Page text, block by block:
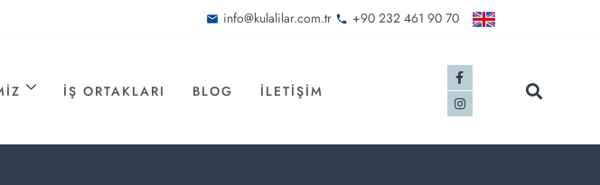
info@kulalilar.com.tr +90 232 461 90 70
İŞ ORTAKLARI BLOG İLETIŞIM